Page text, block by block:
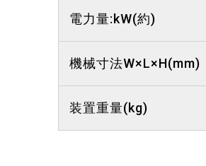
電力量:kW(約)
機械寸法W×L×H(mm)
装置重量(kg)